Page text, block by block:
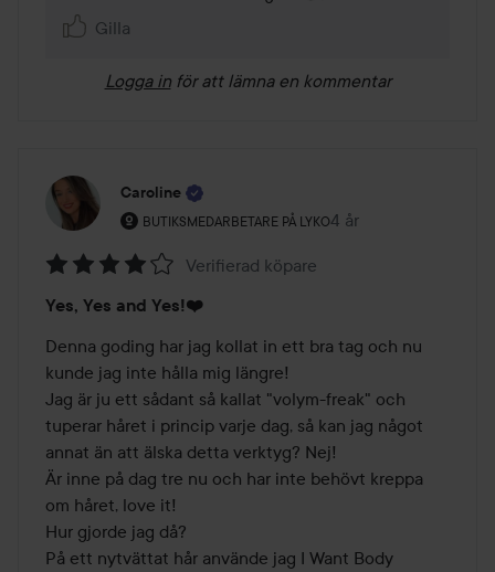
Gilla
Logga in för att lämna en kommentar
Caroline
BUTIKSMEDARBETARE PÅ LYKO
Användarens roll: Butiksmedarbetare på Lyko.
4 år
Inlägget skapades 4
4
av
5
Verifierad köpare
Yes, Yes and Yes!❤️
Denna goding har jag kollat in ett bra tag och nu
kunde jag inte hålla mig längre!
Jag är ju ett sådant så kallat "volym-freak" och
tuperar håret i princip varje dag, så kan jag något
annat än att älska detta verktyg? Nej!
Är inne på dag tre nu och har inte behövt kreppa
om håret, love it!
Hur gjorde jag då?
På ett nytvättat hår använde jag I Want Body